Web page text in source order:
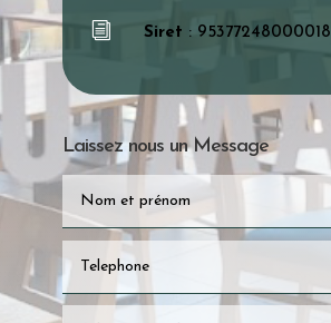
i Siret : 95377248000018
Laissez nous un Message